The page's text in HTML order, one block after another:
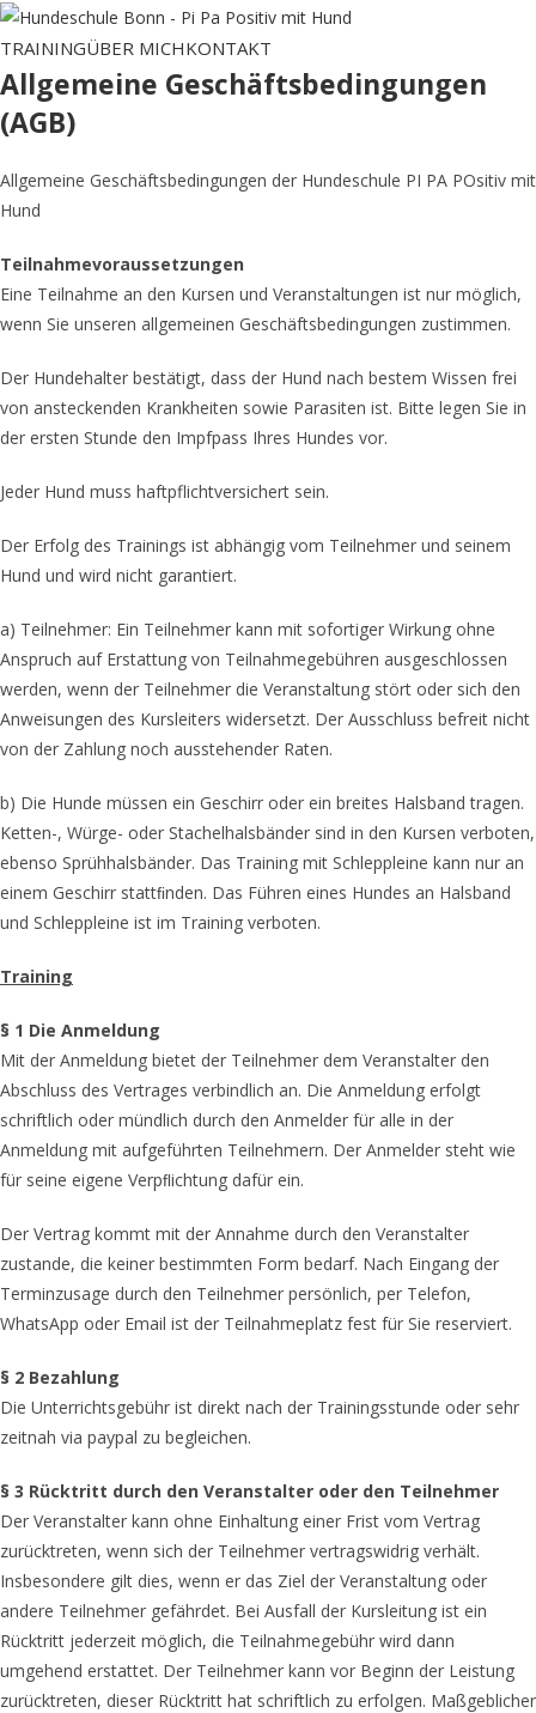
Zum
Inhalt
springen
TRAININGÜBER MICHKONTAKT
Allgemeine Geschäftsbedingungen
(AGB)
Allgemeine Geschäftsbedingungen der Hundeschule PI PA POsitiv mit
Hund
Teilnahmevoraussetzungen
Eine Teilnahme an den Kursen und Veranstaltungen ist nur möglich,
wenn Sie unseren allgemeinen Geschäftsbedingungen zustimmen.
Der Hundehalter bestätigt, dass der Hund nach bestem Wissen frei
von ansteckenden Krankheiten sowie Parasiten ist. Bitte legen Sie in
der ersten Stunde den Impfpass Ihres Hundes vor.
Jeder Hund muss haftpflichtversichert sein.
Der Erfolg des Trainings ist abhängig vom Teilnehmer und seinem
Hund und wird nicht garantiert.
a) Teilnehmer: Ein Teilnehmer kann mit sofortiger Wirkung ohne
Anspruch auf Erstattung von Teilnahmegebühren ausgeschlossen
werden, wenn der Teilnehmer die Veranstaltung stört oder sich den
Anweisungen des Kursleiters widersetzt. Der Ausschluss befreit nicht
von der Zahlung noch ausstehender Raten.
b) Die Hunde müssen ein Geschirr oder ein breites Halsband tragen.
Ketten-, Würge- oder Stachelhalsbänder sind in den Kursen verboten,
ebenso Sprühhalsbänder. Das Training mit Schleppleine kann nur an
einem Geschirr stattﬁnden. Das Führen eines Hundes an Halsband
und Schleppleine ist im Training verboten.
Training
§ 1 Die Anmeldung
Mit der Anmeldung bietet der Teilnehmer dem Veranstalter den
Abschluss des Vertrages verbindlich an. Die Anmeldung erfolgt
schriftlich oder mündlich durch den Anmelder für alle in der
Anmeldung mit aufgeführten Teilnehmern. Der Anmelder steht wie
für seine eigene Verpﬂichtung dafür ein.
Der Vertrag kommt mit der Annahme durch den Veranstalter
zustande, die keiner bestimmten Form bedarf. Nach Eingang der
Terminzusage durch den Teilnehmer persönlich, per Telefon,
WhatsApp oder Email ist der Teilnahmeplatz fest für Sie reserviert.
§ 2 Bezahlung
Die Unterrichtsgebühr ist direkt nach der Trainingsstunde oder sehr
zeitnah via paypal zu begleichen.
§ 3 Rücktritt durch den Veranstalter oder den Teilnehmer
Der Veranstalter kann ohne Einhaltung einer Frist vom Vertrag
zurücktreten, wenn sich der Teilnehmer vertragswidrig verhält.
Insbesondere gilt dies, wenn er das Ziel der Veranstaltung oder
andere Teilnehmer gefährdet. Bei Ausfall der Kursleitung ist ein
Rücktritt jederzeit möglich, die Teilnahmegebühr wird dann
umgehend erstattet. Der Teilnehmer kann vor Beginn der Leistung
zurücktreten, dieser Rücktritt hat schriftlich zu erfolgen. Maßgeblicher